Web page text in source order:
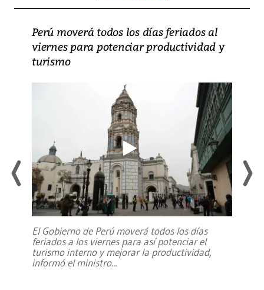
Perú moverá todos los días feriados al
viernes para potenciar productividad y
turismo
El Gobierno de Perú moverá todos los días
feriados a los viernes para así potenciar el
turismo interno y mejorar la productividad,
informó el ministro...